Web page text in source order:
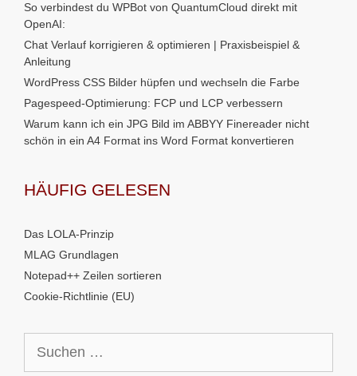
So verbindest du WPBot von QuantumCloud direkt mit
OpenAI:
Chat Verlauf korrigieren & optimieren | Praxisbeispiel &
Anleitung
WordPress CSS Bilder hüpfen und wechseln die Farbe
Pagespeed-Optimierung: FCP und LCP verbessern
Warum kann ich ein JPG Bild im ABBYY Finereader nicht
schön in ein A4 Format ins Word Format konvertieren
HÄUFIG GELESEN
Das LOLA-Prinzip
MLAG Grundlagen
Notepad++ Zeilen sortieren
Cookie-Richtlinie (EU)
nach: